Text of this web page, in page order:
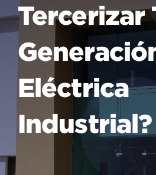
Tercerizar
Eléctrica
Industrial?